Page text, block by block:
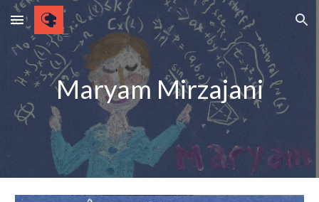
Skip to main content Skip to navigation
Maryam Mirzajani